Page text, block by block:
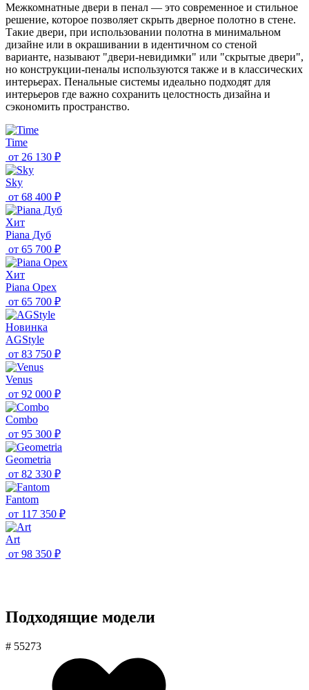
Межкомнатные двери в пенал — это современное и стильное
решение, которое позволяет скрыть дверное полотно в стене.
Такие двери, при использовании полотна в минимальном
дизайне или в окрашивании в идентичном со стеной
варианте, называют "двери-невидимки" или "скрытые двери",
но конструкции-пеналы используются также и в классических
интерьерах. Пенальные системы идеально подходят для
интерьеров где важно сохранить целостность дизайна и
сэкономить пространство.
Time
от 26 130 ₽
Sky
от 68 400 ₽
Хит
Piana Дуб
от 65 700 ₽
Хит
Piana Орех
от 65 700 ₽
Новинка
AGStyle
от 83 750 ₽
Venus
от 92 000 ₽
Combo
от 95 300 ₽
Geometria
от 82 330 ₽
Fantom
от 117 350 ₽
Art
от 98 350 ₽
Подходящие модели
# 55273